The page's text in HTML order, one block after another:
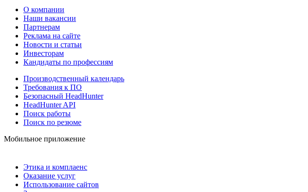
О компании
Наши вакансии
Партнерам
Реклама на сайте
Новости и статьи
Инвесторам
Кандидаты по профессиям
Производственный календарь
Требования к ПО
Безопасный HeadHunter
HeadHunter API
Поиск работы
Поиск по резюме
Мобильное приложение
Этика и комплаенс
Оказание услуг
Использование сайтов